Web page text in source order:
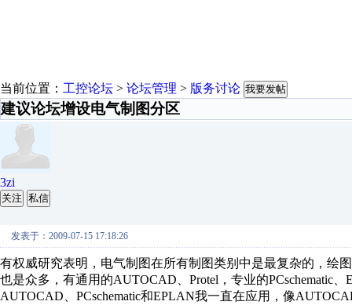
当前位置： 工控论坛 > 论坛管理 > 版务讨论 我要发帖
建议论坛增设电气制图分区
3zi
关注 私信
发表于：2009-07-15 17:18:26
有权威研究表明，电气制图在所有制图类别中是最复杂的，绘
也是众多，有通用的AUTOCAD、Protel，专业的PCschematic、
AUTOCAD、PCschematic和EPLAN我一直在应用，像